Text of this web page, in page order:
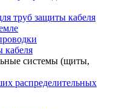
труб защиты кабеля
кабеля
системы (щиты,
распределительных